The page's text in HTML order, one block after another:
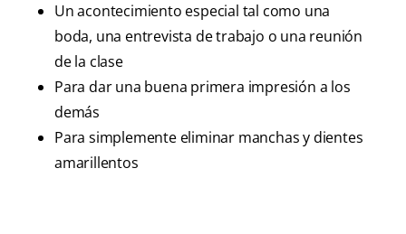
Un acontecimiento especial tal como una
boda, una entrevista de trabajo o una reunión
de la clase
Para dar una buena primera impresión a los
demás
Para simplemente eliminar manchas y dientes
amarillentos